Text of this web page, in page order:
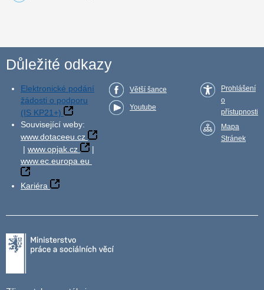
Důležité odkazy
Elektronické podání
žádosti o podporu
(IS KP21+)
Související weby:
www.dotaceeu.cz
| www.opjak.cz
|
www.ec.europa.eu
Kariéra
Větší šance
Youtube
Prohlášení
o
přístupnosti
Mapa
Stránek